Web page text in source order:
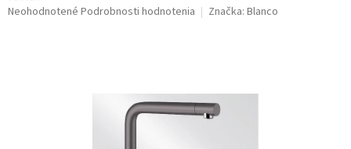
Priemerné
Neohodnotené Podrobnosti hodnotenia Značka: Blanco